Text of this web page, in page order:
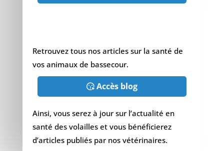
Retrouvez tous nos articles sur la santé de
vos animaux de bassecour.
Accès blog
Ainsi, vous serez à jour sur l’actualité en
santé des volailles et vous bénéficierez
d’articles publiés par nos vétérinaires.